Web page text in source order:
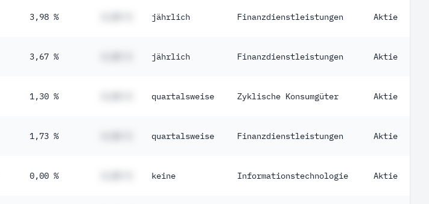
3,98 % jährlich Finanzdienstleistungen Aktie
3,67 % jährlich Finanzdienstleistungen Aktie
1,30 % quartalsweise Zyklische Konsumgüter Aktie
1,73 % quartalsweise Finanzdienstleistungen Aktie
0,00 % keine Informationstechnologie Aktie